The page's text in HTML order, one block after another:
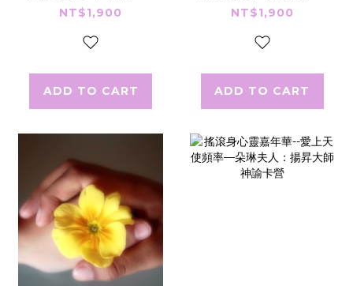
營
NT$1,900
ADD TO CART
營
NT$1,900
ADD TO CART